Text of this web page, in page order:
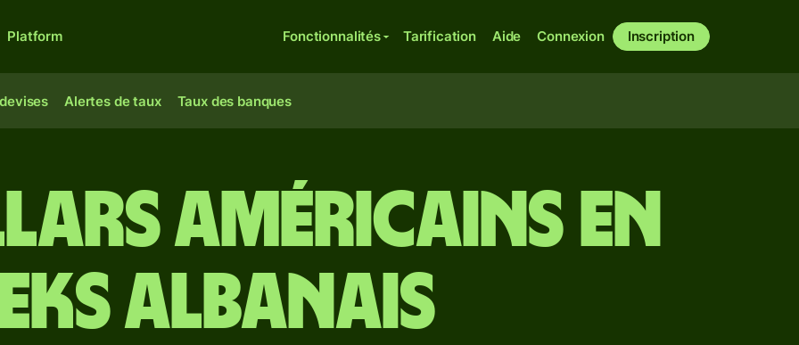
Platform Fonctionnalités Tarification Aide Connexion Inscription
Alertes de taux Taux des banques
américains en
albanais